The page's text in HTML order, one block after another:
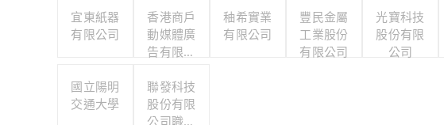
宜東紙器
有限公司
香港商戶
動媒體廣
告有限公
公司
秞希實業
有限公司
豐民金屬
工業股份
有限公司
光寶科技
股份有限
公司
國立陽明
交通大學
聯發科技
股份有限
公司職工